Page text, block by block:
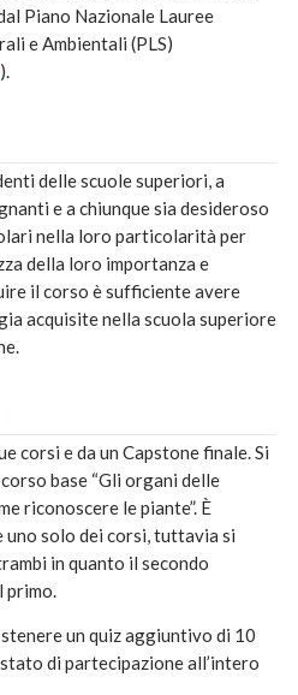
Piano Nazionale Lauree
e Ambientali (PLS)
).
delle scuole superiori, a
e a chiunque sia desideroso
nella loro particolarità per
della loro importanza e
il corso è sufficiente avere
acquisite nella scuola superiore
corsi e da un Capstone finale. Si
base “Gli organi delle
riconoscere le piante”. È
solo dei corsi, tuttavia si
in quanto il secondo
primo.
un quiz aggiuntivo di 10
di partecipazione all’intero